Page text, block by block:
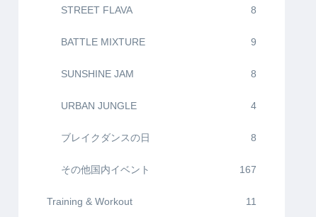
STREET FLAVA 8
BATTLE MIXTURE 9
SUNSHINE JAM 8
URBAN JUNGLE 4
ブレイクダンスの日 8
その他国内イベント 167
Training & Workout 11